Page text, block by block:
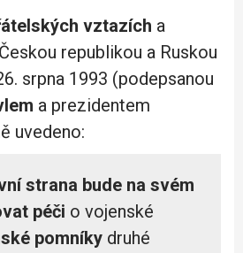
vztazích a
republikou a Ruskou
srpna 1993 (podepsanou
a prezidentem
uvedeno:
strana bude na svém
péči o vojenské
pomníky druhé